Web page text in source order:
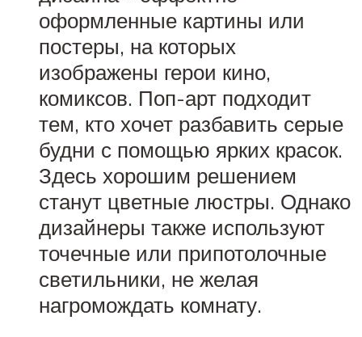
оформленные картины или
постеры, на которых
изображены герои кино,
комиксов. Поп-арт подходит
тем, кто хочет разбавить серые
будни с помощью ярких красок.
Здесь хорошим решением
станут цветные люстры. Однако
дизайнеры также используют
точечные или припотолочные
светильники, не желая
нагромождать комнату.